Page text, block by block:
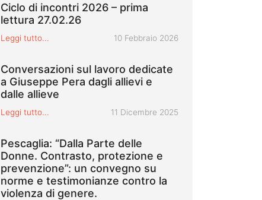
Ciclo di incontri 2026 – prima
lettura 27.02.26
Leggi tutto... Pubblicato il
10 Febbraio 2026
Conversazioni sul lavoro dedicate
a Giuseppe Pera dagli allievi e
dalle allieve
Leggi tutto... Pubblicato il
11 Dicembre 2025
Pescaglia: “Dalla Parte delle
Donne. Contrasto, protezione e
prevenzione”: un convegno su
norme e testimonianze contro la
violenza di genere.